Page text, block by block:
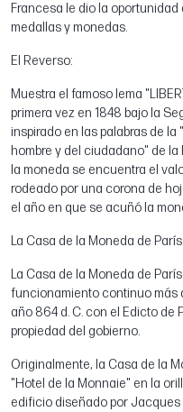
Francesa le dio la
medallas y monedas.
El Reverso:
Muestra el famoso lema
primera vez en 1848 bajo la
inspirado en las palabras de
hombre y del ciudadano" de
la moneda se encuentra el
rodeado por una corona de
el año en que se acuñó la
La Casa de la Moneda de París:
La Casa de la Moneda de
funcionamiento continuo más
año 864 d. ​​C. con el Edicto de
propiedad del gobierno.
Originalmente, la Casa de la
"Hotel de la Monnaie" en la
edificio diseñado por